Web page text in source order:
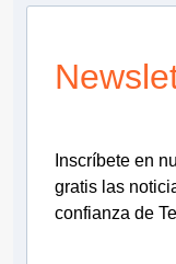
Inscríbete en
gratis las
confianza de